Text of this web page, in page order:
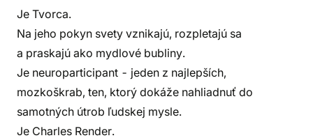
Je Tvorca.
Na jeho pokyn svety vznikajú, rozpletajú sa
a praskajú ako mydlové bubliny.
Je neuroparticipant - jeden z najlepších,
mozkoškrab, ten, ktorý dokáže nahliadnuť do
samotných útrob ľudskej mysle.
Je Charles Render.